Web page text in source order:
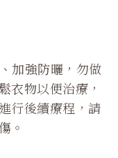
加強防曬 ，勿做
衣物以便治療，
行後續療程，請
。